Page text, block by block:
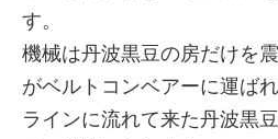
す。
機械は丹波黒豆の房だけを
がベルトコンベアーに運ばれ
ラインに流れて来た丹波黒